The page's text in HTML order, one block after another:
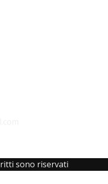
sono riservati